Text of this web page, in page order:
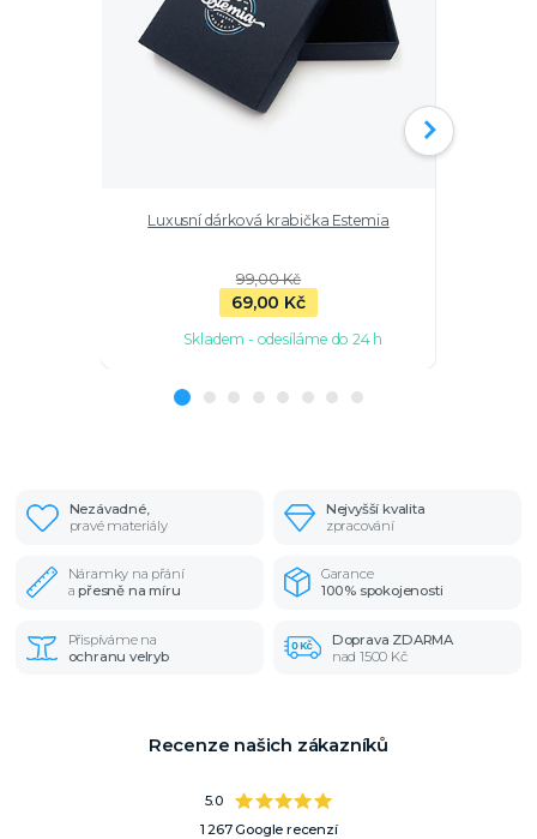
Luxusní dárková krabička Estemia
99,00 Kč
69,00 Kč
Skladem - odesíláme do 24 h
Nezávadné,
pravé materiály
Nejvyšší kvalita
zpracování
Náramky na přání
apřesně na míru
Garance
100% spokojenosti
Přispíváme na
ochranu velryb
Doprava ZDARMA
nad 1500 Kč
Recenze našich zákazníků
5.0
1 267 Google recenzí